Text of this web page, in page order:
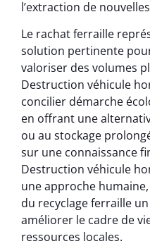
l’extraction de
Le rachat ferraille
solution pertinente
valoriser des volumes
Destruction véhicule
concilier démarche
en offrant une
ou au stockage
sur une connaissance
Destruction véhicule
une approche
du recyclage ferraille
améliorer le cadre de
ressources locales.